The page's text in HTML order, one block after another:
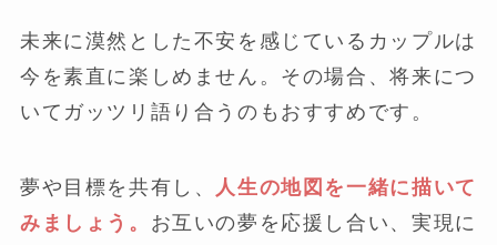
未来に漠然とした不安を感じているカップルは
今を素直に楽しめません。その場合、将来につ
いてガッツリ語り合うのもおすすめです。
夢や目標を共有し、
人生の地図を一緒に描いて
みましょう。 お互いの夢を応援し合い、実現に